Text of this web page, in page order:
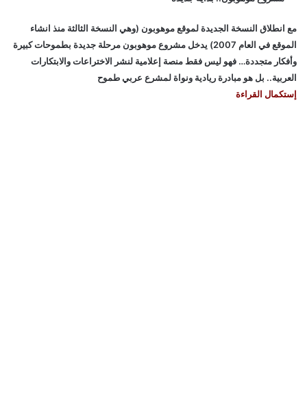
مع انطلاق النسخة الجديدة لموقع موهوبون (وهي النسخة الثالثة منذ انشاء
الموقع في العام 2007) يدخل مشروع موهوبون مرحلة جديدة بطموحات كبيرة
وأفكار متجددة… فهو ليس فقط منصة إعلامية لنشر الاختراعات والابتكارات
العربية.. بل هو مبادرة ريادية ونواة لمشرع عربي طموح
إستكمال القراءة